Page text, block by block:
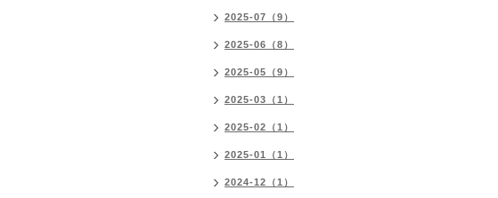
2025-07（9）
2025-06（8）
2025-05（9）
2025-03（1）
2025-02（1）
2025-01（1）
2024-12（1）